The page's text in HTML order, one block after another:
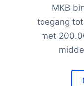
MKB
toegang
met